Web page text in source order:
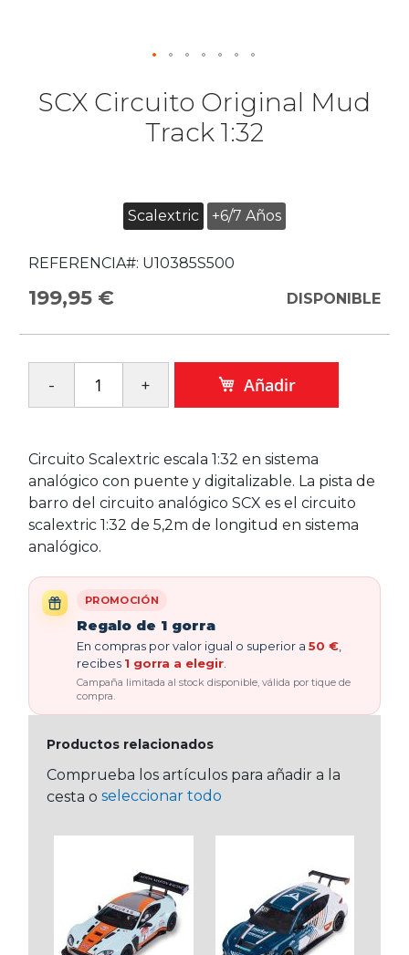
SCX Circuito Original Mud
Track 1:32
Scalextric +6/7 Años
REFERENCIA#: U10385S500
199,95 € DISPONIBLE
Añadir
Circuito Scalextric escala 1:32 en sistema
analógico con puente y digitalizable. La pista de
barro del circuito analógico SCX es el circuito
scalextric 1:32 de 5,2m de longitud en sistema
analógico.
PROMOCIÓN
Regalo de 1 gorra
En compras por valor igual o superior a 50 €
recibes 1 gorra a elegir
Campaña limitada al stock disponible, válida por tique de
compra.
Productos relacionados
Comprueba los artículos para añadir a la
cesta o seleccionar todo